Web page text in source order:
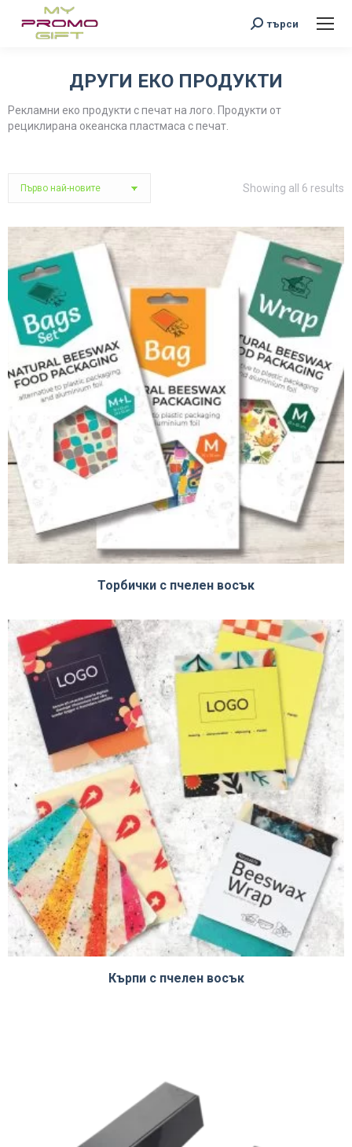
Search:
търси
ДРУГИ ЕКО ПРОДУКТИ
Рекламни еко продукти с печат на лого. Продукти от
рециклирана океанска пластмаса с печат.
Showing all 6 results
Торбички с пчелен восък
Кърпи с пчелен восък